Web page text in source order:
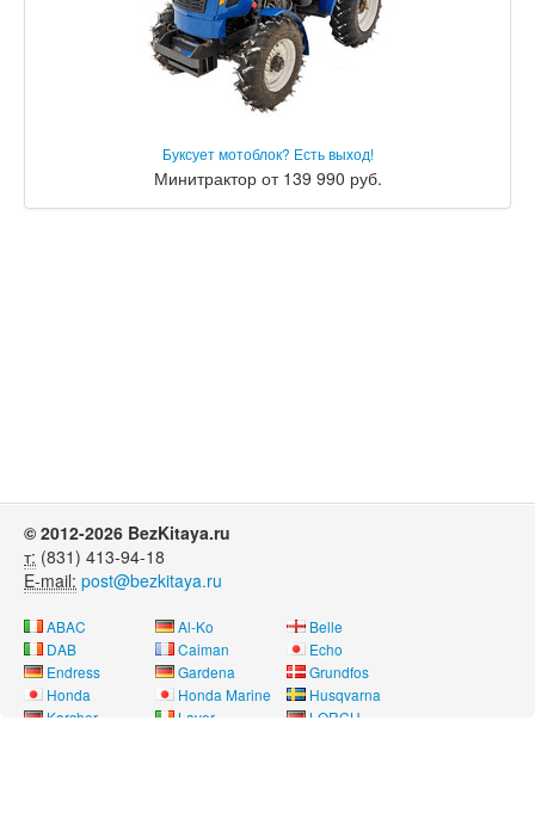
Буксует мотоблок? Есть выход!
Минитрактор от 139 990 руб.
© 2012-2026 BezKitaya.ru
т: (831) 413-94-18
E-mail: post@bezkitaya.ru
ABAC Al-Ko
Belle
DAB
Caiman
Echo
Endress
Gardena
Grundfos
Honda
Honda Marine
Husqvarna
Karcher
Lavor
LORCH